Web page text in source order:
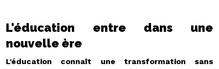
L'éducation entre dans une
nouvelle ère
L'éducation connaît une transformation sans